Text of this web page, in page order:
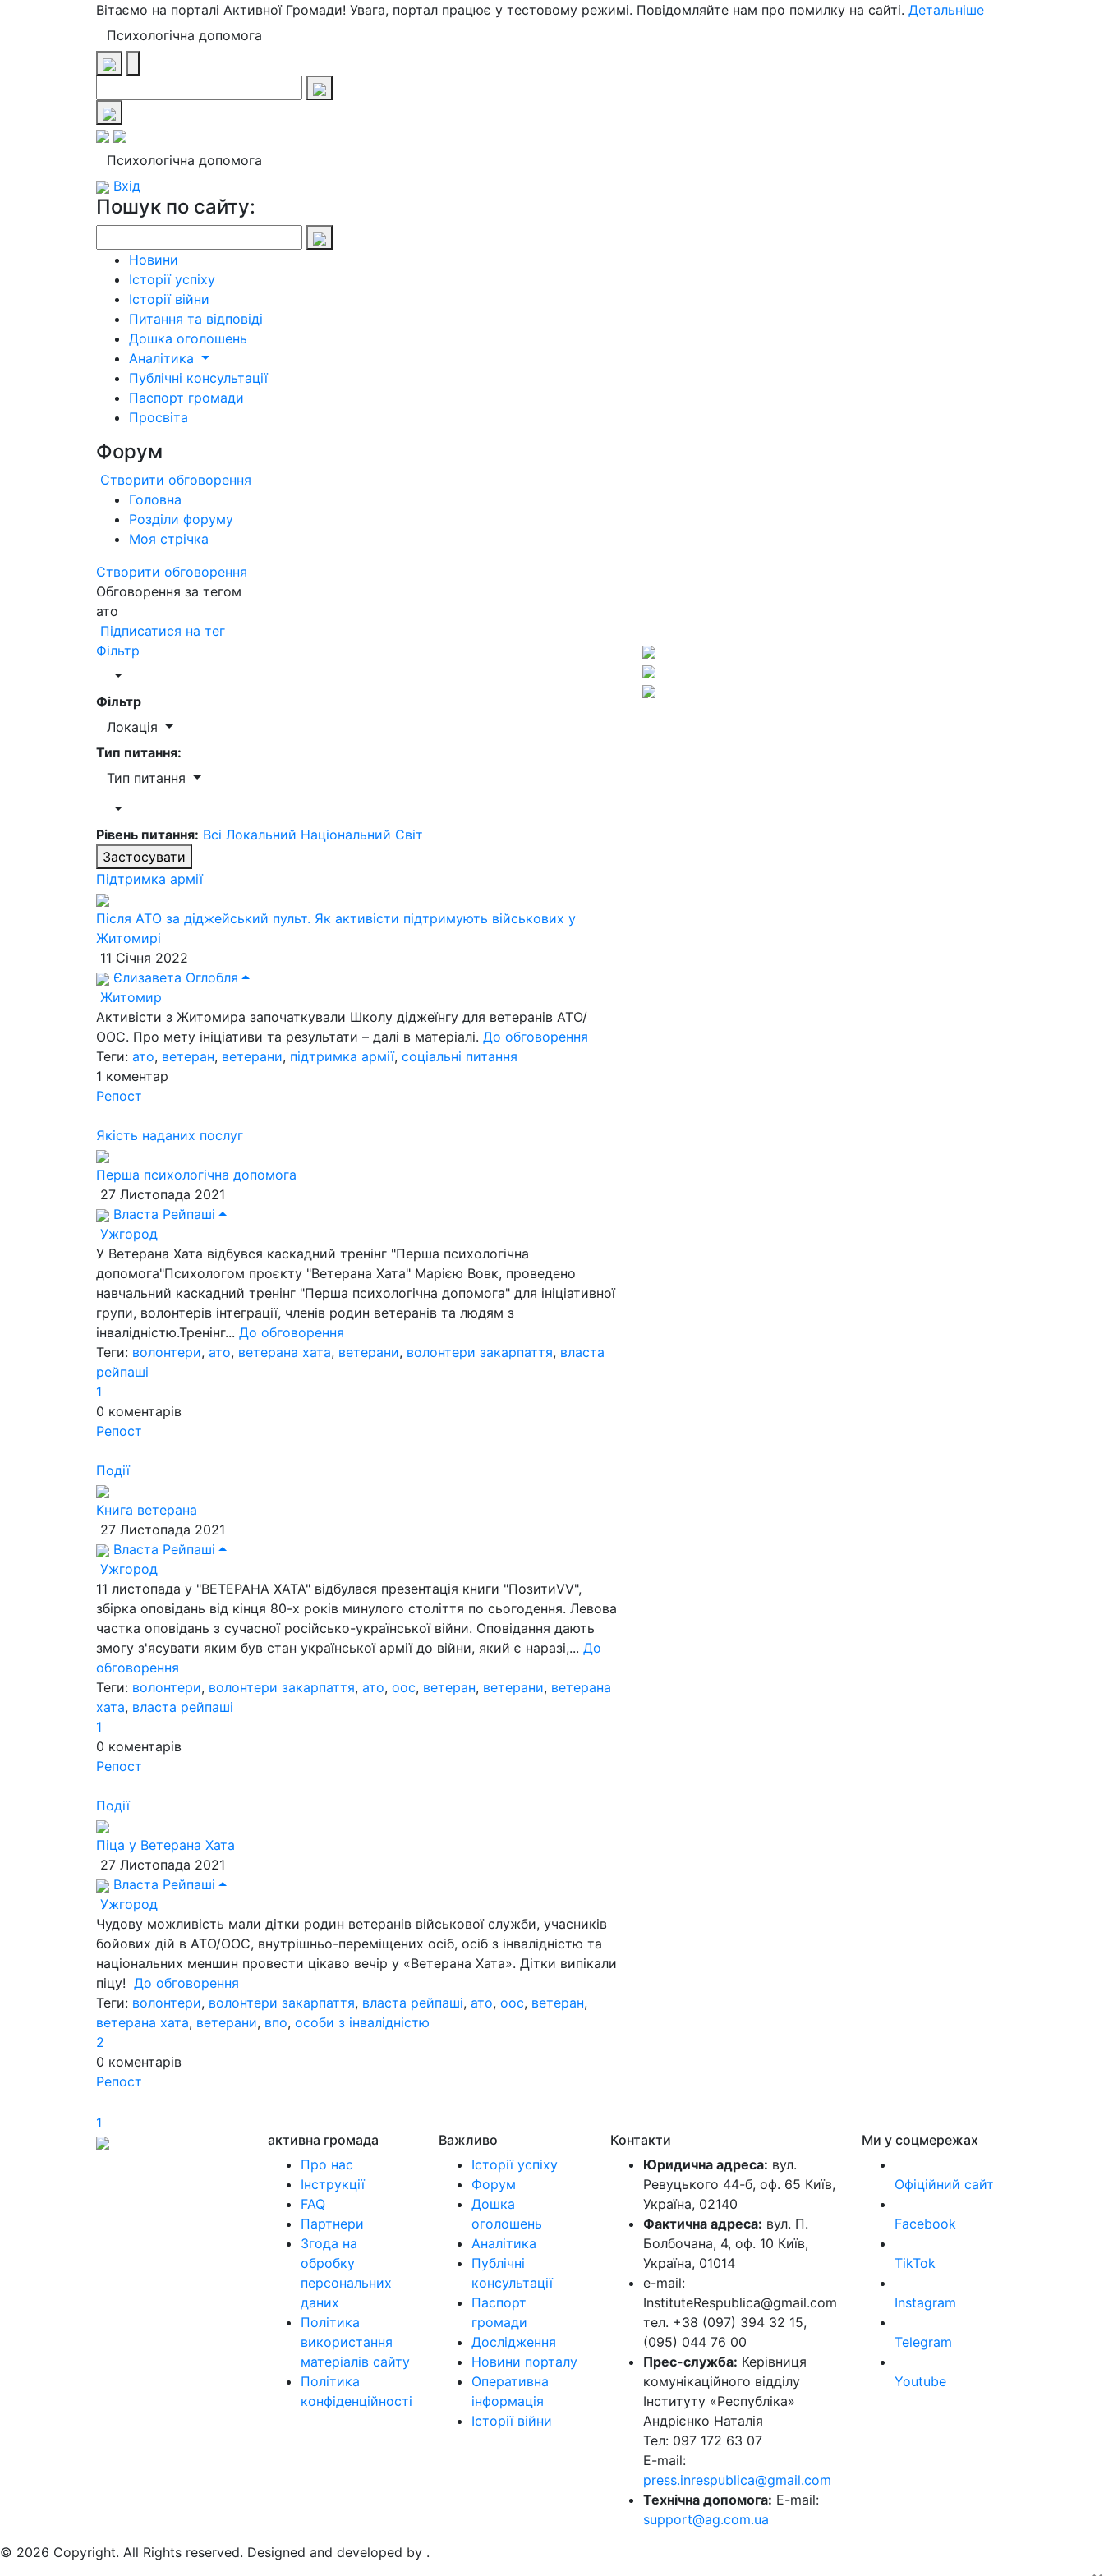
Вітаємо на порталі Активної Громади! Увага, портал працює у тестовому режимі. Повідомляйте нам про помилку на сайті. Детальніше
Психологічна допомога
Психологічна допомога
Вхід
Пошук по сайту:
Новини
Історії успіху
Історії війни
Питання та відповіді
Дошка оголошень
Аналітика
Публічні консультації
Паспорт громади
Просвіта
Форум
Створити обговорення
Головна
Розділи форуму
Моя стрічка
Створити обговорення
Обговорення за тегом
ато
Підписатися на тег
Фільтр
Фільтр
Локація
Тип питання:
Тип питання
Рівень питання: Всі Локальний Національний Світ
Застосувати
Підтримка армії
Після АТО за діджейський пульт. Як активісти підтримують військових у
Житомирі
11 Січня 2022
Єлизавета Оглобля
Житомир
Активісти з Житомира започаткували Школу діджеїнгу для ветеранів АТО/
ООС. Про мету ініціативи та результати – далі в матеріалі. До обговорення
Теги: ато, ветеран, ветерани, підтримка армії, соціальні питання
1 коментар
Репост
Якість наданих послуг
Перша психологічна допомога
27 Листопада 2021
Власта Рейпаші
Ужгород
У Ветерана Хата відбувся каскадний тренінг "Перша психологічна
допомога"Психологом проєкту "Ветерана Хата" Марією Вовк, проведено
навчальний каскадний тренінг "Перша психологічна допомога" для ініціативної
групи, волонтерів інтеграції, членів родин ветеранів та людям з
інвалідністю.Тренінг... До обговорення
Теги: волонтери, ато, ветерана хата, ветерани, волонтери закарпаття, власта
рейпаші
1
0 коментарів
Репост
Події
Книга ветерана
27 Листопада 2021
Власта Рейпаші
Ужгород
11 листопада у "ВЕТЕРАНА ХАТА" відбулася презентація книги "ПозитиVV",
збірка оповідань від кінця 80-х років минулого століття по сьогодення. Левова
частка оповідань з сучасної російсько-української війни. Оповідання дають
змогу з'ясувати яким був стан української армії до війни, який є наразі,... До
обговорення
Теги: волонтери, волонтери закарпаття, ато, оос, ветеран, ветерани, ветерана
хата, власта рейпаші
1
0 коментарів
Репост
Події
Піца у Ветерана Хата
27 Листопада 2021
Власта Рейпаші
Ужгород
Чудову можливість мали дітки родин ветеранів військової служби, учасників
бойових дій в АТО/ООС, внутрішньо-переміщених осіб, осіб з інвалідністю та
національних меншин провести цікаво вечір у «Ветерана Хата». Дітки випікали
піцу! До обговорення
Теги: волонтери, волонтери закарпаття, власта рейпаші, ато, оос, ветеран,
ветерана хата, ветерани, впо, особи з інвалідністю
2
0 коментарів
Репост
1
активна громада
Про нас
Інструкції
FAQ
Партнери
Згода на
обробку
персональних
даних
Політика
використання
матеріалів сайту
Політика
конфіденційності
Важливо
Історії успіху
Форум
Дошка
оголошень
Аналітика
Публічні
консультації
Паспорт
громади
Дослідження
Новини порталу
Оперативна
інформація
Історії війни
Контакти
Юридична адреса: вул.
Ревуцького 44-б, оф. 65 Київ,
Україна, 02140
Фактична адреса: вул. П.
Болбочана, 4, оф. 10 Київ,
Україна, 01014
e-mail:
InstituteRespublica@gmail.com
тел. +38 (097) 394 32 15,
(095) 044 76 00
Прес-служба: Керівниця
комунікаційного відділу
Інституту «Республіка»
Андрієнко Наталія
Тел: 097 172 63 07
E-mail:
press.inrespublica@gmail.com
Технічна допомога: E-mail:
support@ag.com.ua
Ми у соцмережах
Офіційний сайт
Facebook
TikTok
Instagram
Telegram
Youtube
© 2026 Copyright. All Rights reserved. Designed and developed by .